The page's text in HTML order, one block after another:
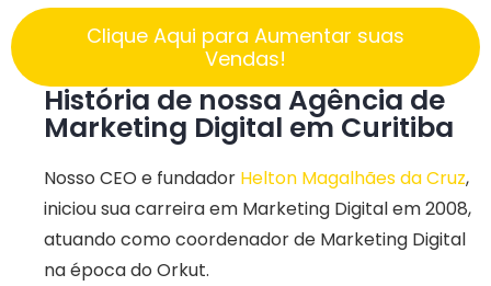
Clique Aqui para Aumentar suas
Vendas!
História de nossa Agência de
Marketing Digital em Curitiba
Nosso CEO e fundador Helton Magalhães da Cruz,
iniciou sua carreira em Marketing Digital em 2008,
atuando como coordenador de Marketing Digital
na época do Orkut.